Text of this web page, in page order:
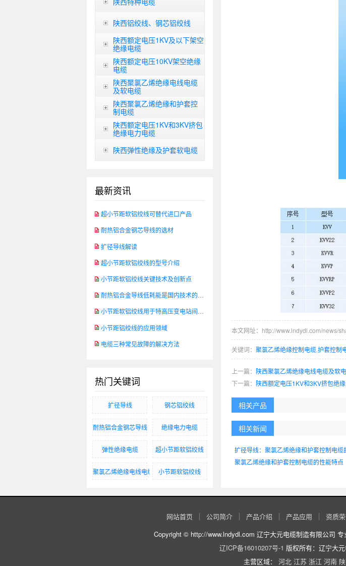
陕西铝绞线、钢芯铝绞线
陕西额定电压1KV及以下架空
绝缘电缆
陕西额定电压10KV架空绝缘
电缆
陕西聚氯乙烯绝缘电线电缆
及软电缆
陕西聚氯乙烯绝缘和护套控
制电缆
陕西额定电压1KV和3KV挤包
绝缘电力电缆
陕西弹性绝缘及护套软电缆
最新资讯
超小节距软铝绞线可替代进口产品
耐热铝合金钢芯导线的选材
扩径导线解读
超小节距软铝绞线的型号介绍
小节距软铝绞线关键技术及创新点
小节距铝绞线的应用领域
电缆三种常见故障的解决方法
热门关键词
扩径导线 钢芯铝绞线
​耐热铝合金钢芯导线 绝缘电力电缆
弹性绝缘电缆 超小节距软铝绞线
聚氯乙烯绝缘电线电缆 小节距软铝绞线
本文网址：http://www.lndydl.com/news/
关键词： 聚氯乙烯绝缘控制电缆护套控制
上一篇： 陕西聚氯乙烯绝缘电线电缆及软
下一篇： 陕西额定电压1KV和3KV挤包绝
相关产品
相关新闻
扩径导线：聚氯乙烯绝缘和护套控制电缆
聚氯乙烯绝缘和护套控制电缆的性能特点
网站首页 公司简介 产品介绍 产品应用 资质
Copyright © http://www.lndydl.com 辽宁大元电缆制造有限公司 专
辽ICP备16010207号-1 版权所有：辽宁大
主营区域： 河北 江苏 浙江 河南